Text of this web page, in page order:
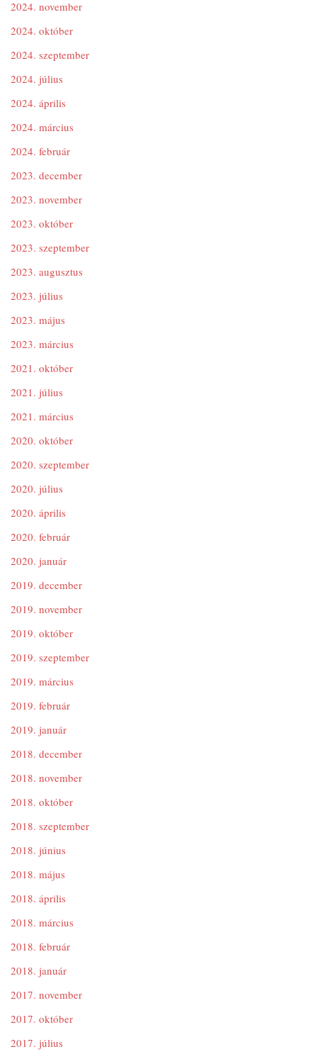
2024. november
2024. október
2024. szeptember
2024. július
2024. április
2024. március
2024. február
2023. december
2023. november
2023. október
2023. szeptember
2023. augusztus
2023. július
2023. május
2023. március
2021. október
2021. július
2021. március
2020. október
2020. szeptember
2020. július
2020. április
2020. február
2020. január
2019. december
2019. november
2019. október
2019. szeptember
2019. március
2019. február
2019. január
2018. december
2018. november
2018. október
2018. szeptember
2018. június
2018. május
2018. április
2018. március
2018. február
2018. január
2017. november
2017. október
2017. július